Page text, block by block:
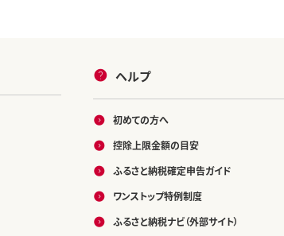
ヘルプ
初めての方へ
控除上限金額の目安
ふるさと納税確定申告ガイド
ワンストップ特例制度
ふるさと納税ナビ（外部サイト）